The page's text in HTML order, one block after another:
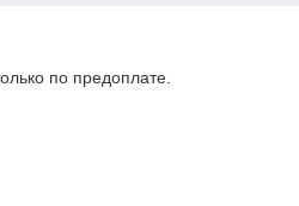
по предоплате.